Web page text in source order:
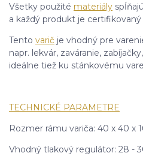
Všetky použité materiály
a každý produkt je
Tento varič je vhodný pre
napr. lekvár, zaváranie,
ideálne tiež ku stánkovému
TECHNICKÉ PARAMETRE
Rozmer rámu variča: 40 x 40 x
Vhodný tlakový regulátor: 28 -